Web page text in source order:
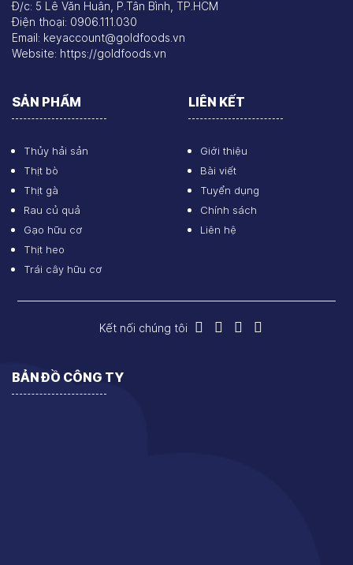
Đ/c: 5 Lê Văn Huân, P.Tân Bình, TP.HCM
Điện thoại: 0906.111.030
Email: keyaccount@goldfoods.vn
Website: https://goldfoods.vn
SẢN PHẨM
Thủy hải sản
Thịt bò
Thịt gà
Rau củ quả
Gạo hữu cơ
Thịt heo
Trái cây hữu cơ
LIÊN KẾT
Giới thiệu
Bài viết
Tuyển dụng
Chính sách
Liên hệ
Kết nối chúng tôi
BẢN ĐỒ CÔNG TY